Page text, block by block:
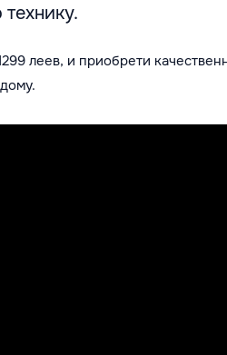
леев, и приобрети